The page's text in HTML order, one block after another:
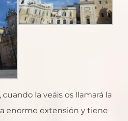
cuando la veáis os llamará la
enorme extensión y tiene